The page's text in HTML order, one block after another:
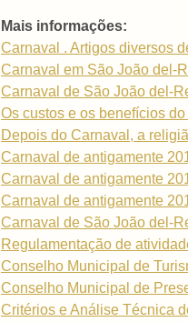
Mais informações:
Carnaval . Artigos diversos
Carnaval em São João del-
Carnaval de São João del-
Os custos e os benefícios
Depois do Carnaval, a
Carnaval de antigamente
Carnaval de antigamente
Carnaval de antigamente
Carnaval de São João del-
Regulamentação de
Conselho Municipal de
Conselho Municipal de
Critérios e Análise Técnica